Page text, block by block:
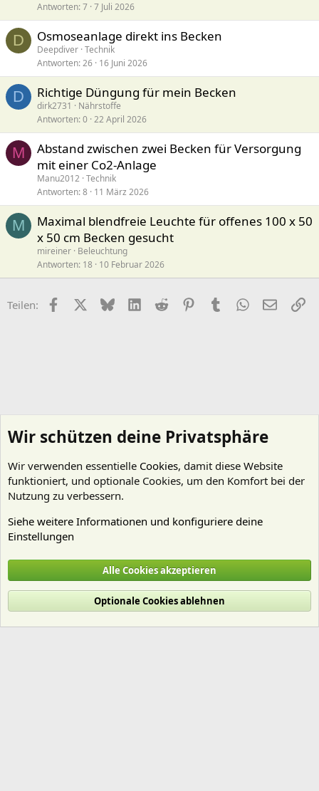
Antworten 7 7 Juli 2026
D Osmoseanlage direkt ins Becken
Deepdiver Technik
Antworten 26 16 Juni 2026
D Richtige Düngung für mein Becken
dirk2731
Nährstoffe
Antworten 0 22 April 2026
M
Abstand zwischen zwei Becken für Versorgung
mit einer Co2-Anlage
Manu2012 Technik
Antworten 8 11 März 2026
M
Maximal blendfreie Leuchte für offenes 100 x 50
x 50 cm Becken gesucht
mireiner Beleuchtung
Antworten 18 10 Februar 2026
Teilen: FacebookX (Twitter)
BlueskyLinkedIn
Reddit PinterestTumblr WhatsApp
E-Mail
Cookies
Deutsch (Du)
Nutzungsbedingungen
Datenschutz Hilfe und Impressum
R
Wir schützen deine Privatsphäre
Wir verwenden essentielle Cookies, damit diese Website
funktioniert, und optionale Cookies, um den Komfort bei der
Nutzung zu verbessern.
Siehe weitere Informationen und konfiguriere deine
Einstellungen
Alle Cookies akzeptieren
Optionale Cookies ablehnen